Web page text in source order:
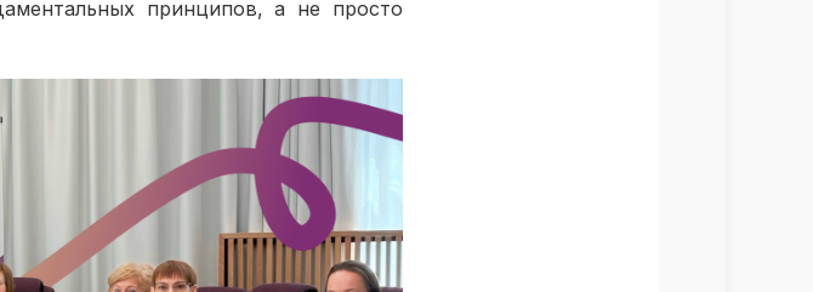
принципов, а не просто